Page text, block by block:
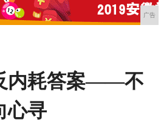
广告
内耗答案——不
心寻